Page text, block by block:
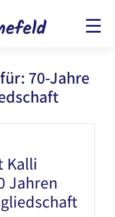
70-Jahre
Kalli
Jahren